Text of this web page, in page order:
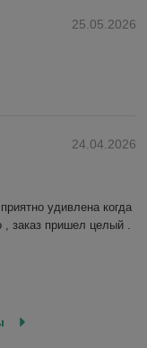
25.05.2026
24.04.2026
удивлена когда
, заказ пришел целый .